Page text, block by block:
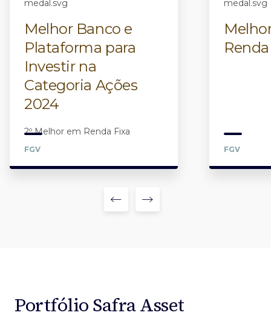
Melhor Banco e
Plataforma para
Investir na
Categoria Ações
2024
2º Melhor em Renda Fixa
FGV FGV
Portfólio Safra Asset